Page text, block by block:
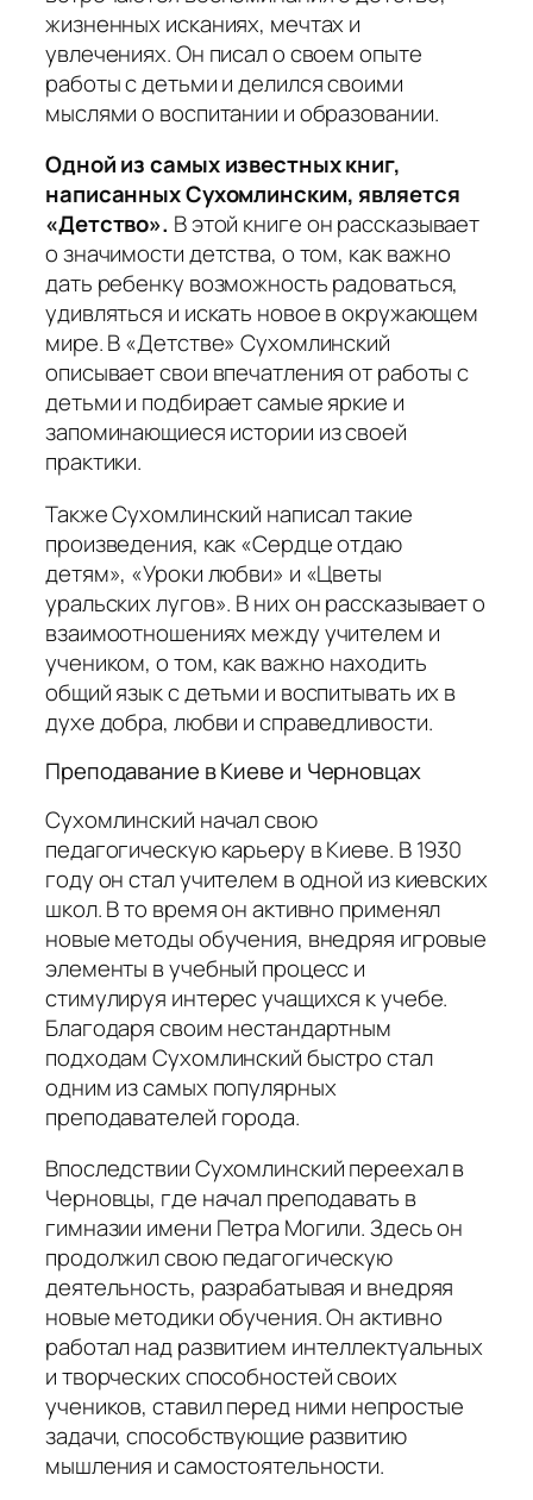
жизненных исканиях, мечтах и
увлечениях. Он писал о своем опыте
работы с детьми и делился своими
мыслями о воспитании и образовании.
Одной из самых известных книг,
написанных Сухомлинским, является
«Детство». В этой книге он рассказывает
о значимости детства, о том, как важно
дать ребенку возможность радоваться,
удивляться и искать новое в окружающем
мире. В «Детстве» Сухомлинский
описывает свои впечатления от работы с
детьми и подбирает самые яркие и
запоминающиеся истории из своей
практики.
Также Сухомлинский написал такие
произведения, как «Сердце отдаю
детям», «Уроки любви» и «Цветы
уральских лугов». В них он рассказывает о
взаимоотношениях между учителем и
учеником, о том, как важно находить
общий язык с детьми и воспитывать их в
духе добра, любви и справедливости.
Преподавание в Киеве и Черновцах
Сухомлинский начал свою
педагогическую карьеру в Киеве. В 1930
году он стал учителем в одной из киевских
школ. В то время он активно применял
новые методы обучения, внедряя игровые
элементы в учебный процесс и
стимулируя интерес учащихся к учебе.
Благодаря своим нестандартным
подходам Сухомлинский быстро стал
одним из самых популярных
преподавателей города.
Впоследствии Сухомлинский переехал в
Черновцы, где начал преподавать в
гимназии имени Петра Могили. Здесь он
продолжил свою педагогическую
деятельность, разрабатывая и внедряя
новые методики обучения. Он активно
работал над развитием интеллектуальных
и творческих способностей своих
учеников, ставил перед ними непростые
задачи, способствующие развитию
мышления и самостоятельности.